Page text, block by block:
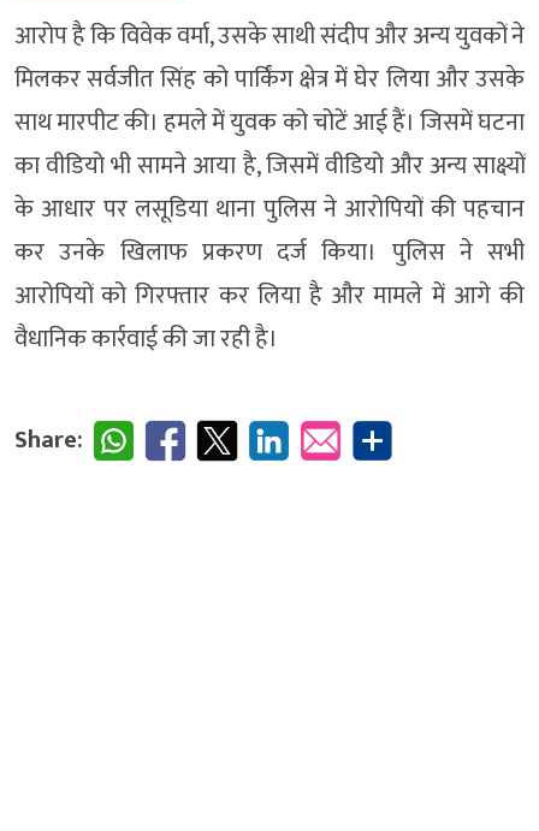
आरोप है कि विवेक वर्मा, उसके साथी संदीप और अन्य युवकों ने
मिलकर सर्वजीत सिंह को पार्किंग क्षेत्र में घेर लिया और उसके
साथ मारपीट की। हमले में युवक को चोटें आई हैं। जिसमें घटना
का वीडियो भी सामने आया है, जिसमें वीडियो और अन्य साक्ष्यों
के आधार पर लसूडिया थाना पुलिस ने आरोपियों की पहचान
कर उनके खिलाफ प्रकरण दर्ज किया। पुलिस ने सभी
आरोपियों को गिरफ्तार कर लिया है और मामले में आगे की
वैधानिक कार्रवाई की जा रही है।
Share: